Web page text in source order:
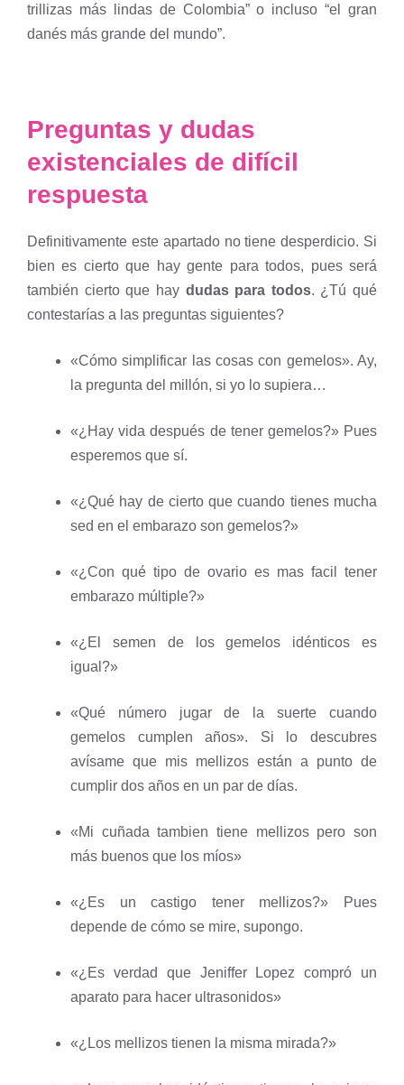
trillizas más lindas de Colombia” o incluso “el gran
danés más grande del mundo”.
Preguntas y dudas
existenciales de difícil
respuesta
Definitivamente este apartado no tiene desperdicio. Si
bien es cierto que hay gente para todos, pues será
también cierto que hay dudas para todos. ¿Tú qué
contestarías a las preguntas siguientes?
«Cómo simplificar las cosas con gemelos». Ay,
la pregunta del millón, si yo lo supiera…
«¿Hay vida después de tener gemelos?» Pues
esperemos que sí.
«¿Qué hay de cierto que cuando tienes mucha
sed en el embarazo son gemelos?»
«¿Con qué tipo de ovario es mas facil tener
embarazo múltiple?»
«¿El semen de los gemelos idénticos es
igual?»
«Qué número jugar de la suerte cuando
gemelos cumplen años». Si lo descubres
avísame que mis mellizos están a punto de
cumplir dos años en un par de días.
«Mi cuñada tambien tiene mellizos pero son
más buenos que los míos»
«¿Es un castigo tener mellizos?» Pues
depende de cómo se mire, supongo.
«¿Es verdad que Jeniffer Lopez compró un
aparato para hacer ultrasonidos»
«¿Los mellizos tienen la misma mirada?»